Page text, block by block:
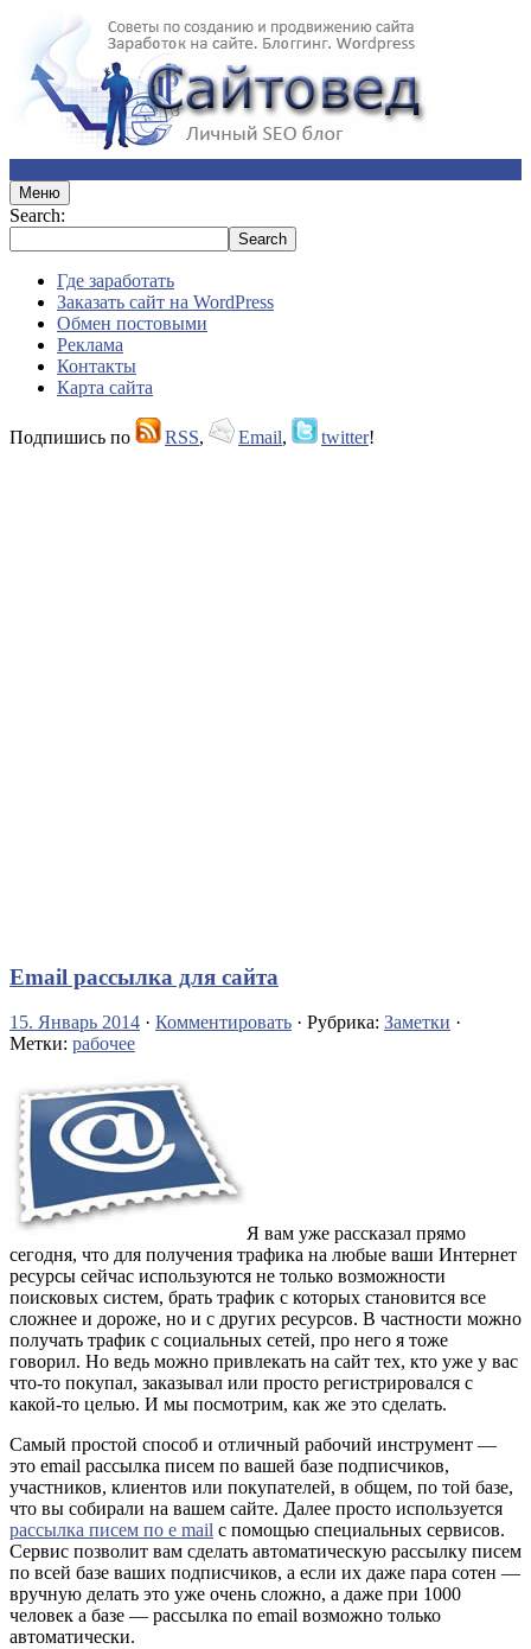
Меню
Search:
Где заработать
Заказать сайт на WordPress
Обмен постовыми
Реклама
Контакты
Карта сайта
Подпишись по RSS, Email, twitter!
Email рассылка для сайта
15. Январь 2014 · Комментировать · Рубрика: Заметки ·
Метки: рабочее
Я вам уже рассказал прямо
сегодня, что для получения трафика на любые ваши Интернет
ресурсы сейчас используются не только возможности
поисковых систем, брать трафик с которых становится все
сложнее и дороже, но и с других ресурсов. В частности можно
получать трафик с социальных сетей, про него я тоже
говорил. Но ведь можно привлекать на сайт тех, кто уже у вас
что-то покупал, заказывал или просто регистрировался с
какой-то целью. И мы посмотрим, как же это сделать.
Самый простой способ и отличный рабочий инструмент —
это email рассылка писем по вашей базе подписчиков,
участников, клиентов или покупателей, в общем, по той базе,
что вы собирали на вашем сайте. Далее просто используется
рассылка писем по e mail с помощью специальных сервисов.
Сервис позволит вам сделать автоматическую рассылку писем
по всей базе ваших подписчиков, а если их даже пара сотен —
вручную делать это уже очень сложно, а даже при 1000
человек а базе — рассылка по email возможно только
автоматически.